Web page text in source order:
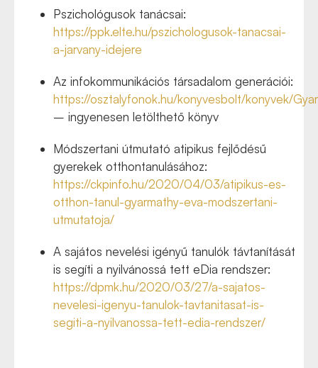
Pszichológusok tanácsai:
https://ppk.elte.hu/pszichologusok-tanacsai-
a-jarvany-idejere
Az infokommunikációs társadalom generációi:
https://osztalyfonok.hu/konyvesbolt/konyvek/
– ingyenesen letölthető könyv
Módszertani útmutató atipikus fejlődésű
gyerekek otthontanulásához:
https://ckpinfo.hu/2020/04/03/atipikus-es-
otthon-tanul-gyarmathy-eva-modszertani-
utmutatoja/
A sajátos nevelési igényű tanulók távtanítását
is segíti a nyilvánossá tett eDia rendszer:
https://dpmk.hu/2020/03/27/a-sajatos-
nevelesi-igenyu-tanulok-tavtanitasat-is-
segiti-a-nyilvanossa-tett-edia-rendszer/